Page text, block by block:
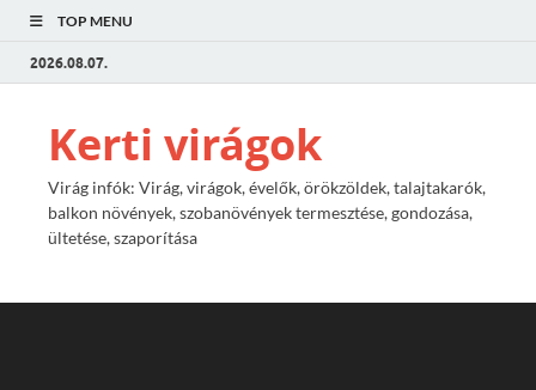
TOP MENU
2026.08.07.
Kerti virágok
Virág infók: Virág, virágok, évelők, örökzöldek, talajtakarók,
balkon növények, szobanövények termesztése, gondozása,
ültetése, szaporítása